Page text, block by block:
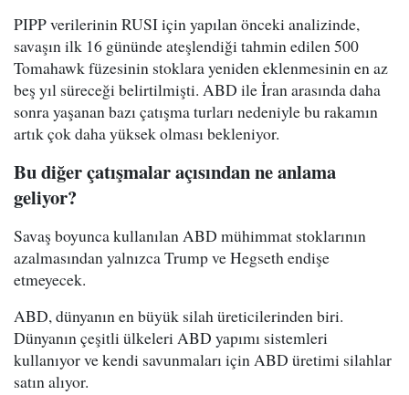
PIPP verilerinin RUSI için yapılan önceki analizinde,
savaşın ilk 16 gününde ateşlendiği tahmin edilen 500
Tomahawk füzesinin stoklara yeniden eklenmesinin en az
beş yıl süreceği belirtilmişti. ABD ile İran arasında daha
sonra yaşanan bazı çatışma turları nedeniyle bu rakamın
artık çok daha yüksek olması bekleniyor.
Bu diğer çatışmalar açısından ne anlama
geliyor?
Savaş boyunca kullanılan ABD mühimmat stoklarının
azalmasından yalnızca Trump ve Hegseth endişe
etmeyecek.
ABD, dünyanın en büyük silah üreticilerinden biri.
Dünyanın çeşitli ülkeleri ABD yapımı sistemleri
kullanıyor ve kendi savunmaları için ABD üretimi silahlar
satın alıyor.